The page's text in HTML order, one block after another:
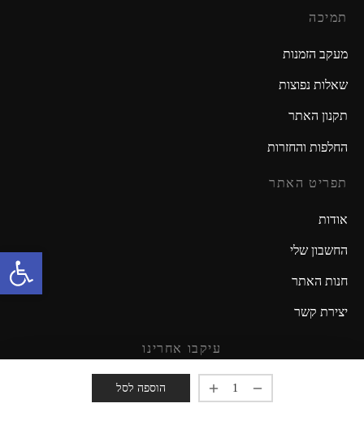
הוספה לסל
תמיכה
מעקב הזמנות
שאלות נפוצות
תקנון האתר
החלפות והחזרות
תפריט האתר
אודות
החשבון שלי
חנות האתר
יצירת קשר
עיקבו אחרינו
מזמינים אתכם להישאר מעודכנים!
פתח סרגל נגישות